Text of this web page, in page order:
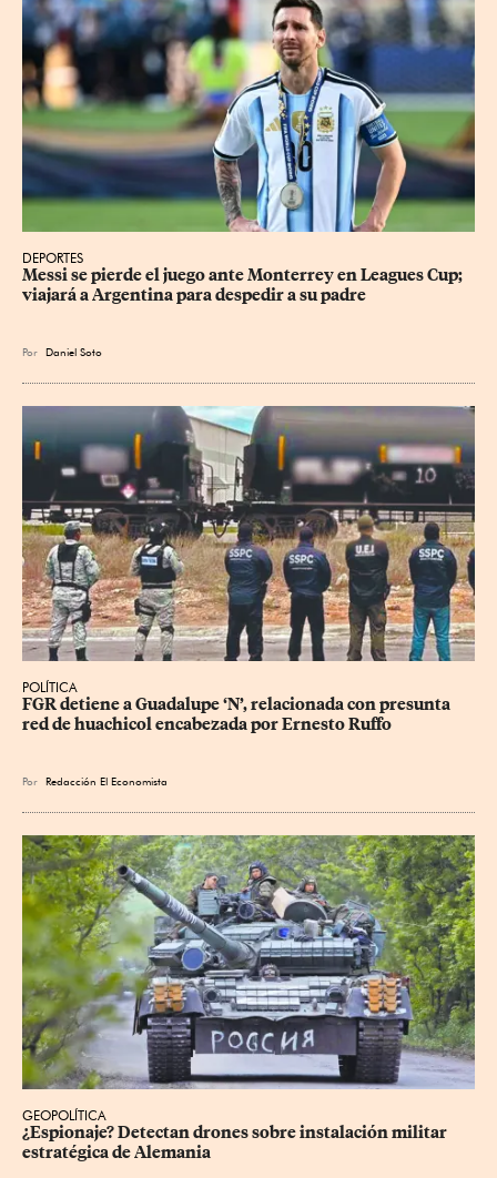
DEPORTES
Messi se pierde el juego ante Monterrey en Leagues Cup;
viajará a Argentina para despedir a su padre
Por Daniel Soto
POLÍTICA
FGR detiene a Guadalupe ‘N’, relacionada con presunta
red de huachicol encabezada por Ernesto Ruffo
Por Redacción El Economista
GEOPOLÍTICA
¿Espionaje? Detectan drones sobre instalación militar
estratégica de Alemania